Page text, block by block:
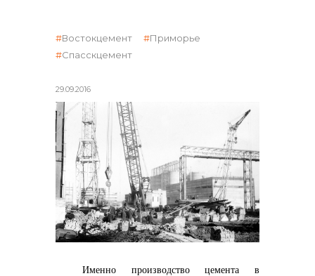
объявленные закупки
реализация неликвидов
29.09.2016
Востокцемент
Приморье
Спасскцемент
Именно производство цемента в